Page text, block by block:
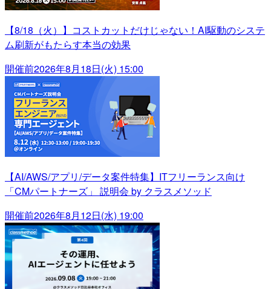
【8/18（火）】コストカットだけじゃない！AI駆動のシステ
ム刷新がもたらす本当の効果
開催前2026年8月18日(火) 15:00
【AI/AWS/アプリ/データ案件特集】ITフリーランス向け
「CMパートナーズ」 説明会 by クラスメソッド
開催前2026年8月12日(水) 19:00